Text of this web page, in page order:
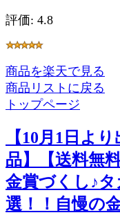
評価: 4.8
商品を楽天で見る
商品リストに戻る
トップページ
【10月1日よ
品】【送料無
金賞づくし♪
選！！自慢の